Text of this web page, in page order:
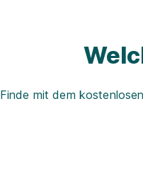
Finde mit dem